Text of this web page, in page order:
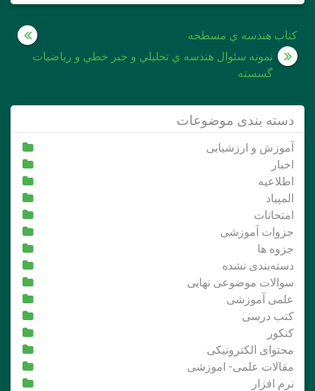
راهبری
نوشته
كتاب هندسه ي مسطحه
نمونه سئوال هندسه ي تحليلي و جبر خطي و رياضيات
گسسته
دسته بندی موضوعات
آموزش و ارزشیابی
اخبار
اطلاعیه
المپیاد
امتحانات
جزوات آموزشی
جزوه ها
دسته‌بندی نشده
سوالات موضوعی نهایی
علمی آموزشی
کتب درسی
کنکور
محتوای الکترونیکی
مقالات علمی- اموزشی
نرم افزار